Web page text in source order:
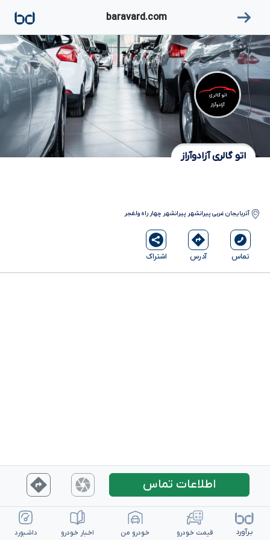
baravard.com
اتو گالری
آزادوآراز
اتو گالری آزادوآراز
آذربایجان غربی پیرانشهر پیرانشهر چهار راه ولفجر
تماس آدرس اشتراک
اطلاعات تماس
بـرآورد قیمت خـودرو خـودرو من اخـبار خـودرو داشـبورد